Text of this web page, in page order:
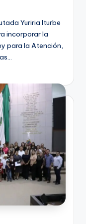
Yuriria Iturbe
incorporar la
para la Atención,